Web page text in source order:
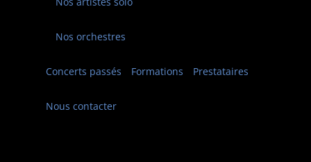
Nos orchestres
Concerts passés Formations Prestataires
Nous contacter